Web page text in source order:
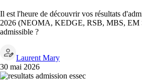
Il est l'heure de découvrir vos résultats
2026 (NEOMA, KEDGE, RSB, MBS, EM
admissible ?
Laurent Mary
30 mai 2026